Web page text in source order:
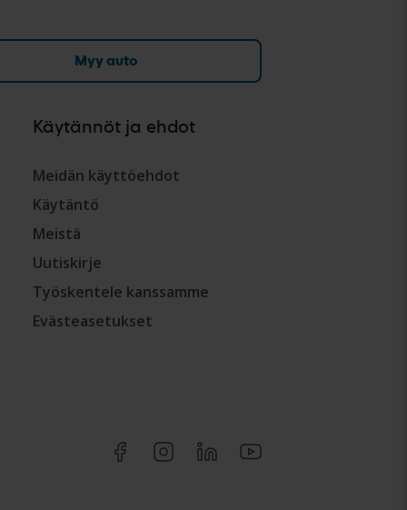
Myy auto
Käytännöt ja ehdot
Meidän käyttöehdot
Käytäntö
Meistä
Uutiskirje
Työskentele kanssamme
Evästeasetukset